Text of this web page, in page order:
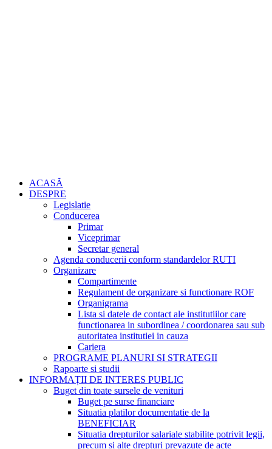
ACASĂ
DESPRE
Legislatie
Conducerea
Primar
Viceprimar
Secretar general
Agenda conducerii conform standardelor RUTI
Organizare
Compartimente
Regulament de organizare si functionare ROF
Organigrama
Lista si datele de contact ale institutiilor care
functionarea in subordinea / coordonarea sau sub
autoritatea institutiei in cauza
Cariera
PROGRAME PLANURI SI STRATEGII
Rapoarte si studii
INFORMAȚII DE INTERES PUBLIC
Buget din toate sursele de venituri
Buget pe surse financiare
Situatia platilor documentatie de la
BENEFICIAR
Situatia drepturilor salariale stabilite potrivit legii,
precum si alte drepturi prevazute de acte